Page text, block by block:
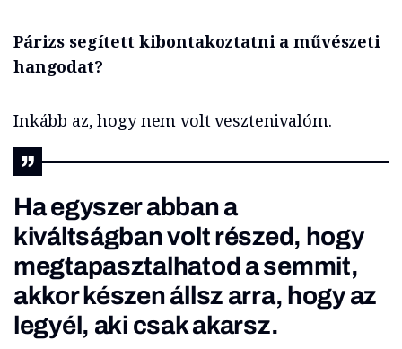
Párizs segített kibontakoztatni a művészeti
hangodat?
Inkább az, hogy nem volt vesztenivalóm.
Ha egyszer abban a
kiváltságban volt részed, hogy
megtapasztalhatod a semmit,
akkor készen állsz arra, hogy az
legyél, aki csak akarsz.